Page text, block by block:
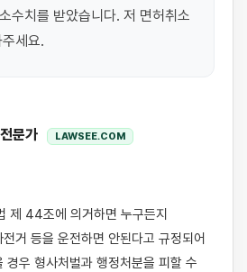
수치를 받았습니다. 저 면허취소
세요.
문가 LAWSEE.COM
거 등을 운전하면 안된다고 규정되어
경우 형사처벌과 행정처분을 피할 수